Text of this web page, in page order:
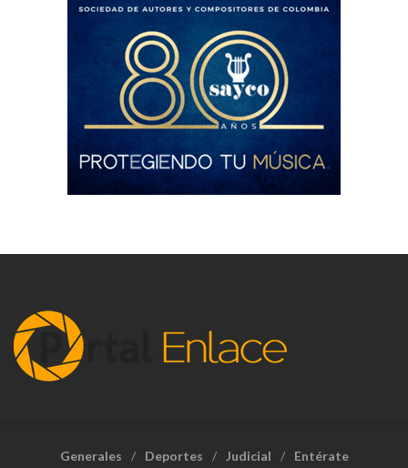
Generales Deportes Judicial Entérate